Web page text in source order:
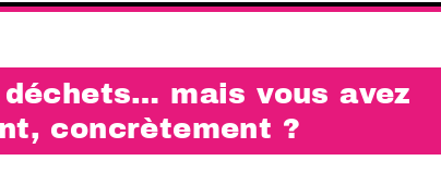
mais vous avez
concrètement ?